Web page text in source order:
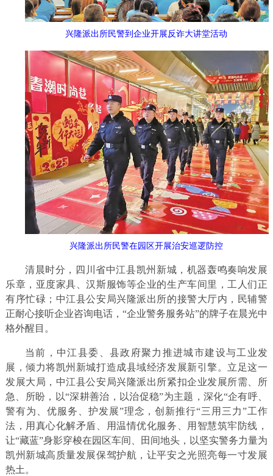
兴隆派出所民警到企业开展反诈大讲堂活动
兴隆派出所民警在园区开展治安巡逻防控
清晨时分，四川省中江县凯州新城，机器轰鸣奏响发展
乐章，亚度家具、汉斯服饰等企业的生产车间里，工人们正
有序忙碌；中江县公安局兴隆派出所的接警大厅内，民辅警
正耐心接听企业咨询电话，“企业警务服务站”的牌子在晨光中
格外醒目。
当前，中江县委、县政府聚力推进城市建设与工业发
展，倾力将凯州新城打造成县域经济发展新引擎。立足这一
发展大局，中江县公安局兴隆派出所紧扣企业发展所需、所
急、所盼，以“深耕善治，以治促稳”为主题，深化“企有呼、
警有为、优服务、护发展”理念，创新推行“三用三力”工作
法，用真心化解矛盾、用温情优化服务、用智慧筑牢防线，
让“藏蓝”身影穿梭在园区车间、田间地头，以坚实警务力量为
凯州新城高质量发展保驾护航，让平安之光照亮每一寸发展
热土。